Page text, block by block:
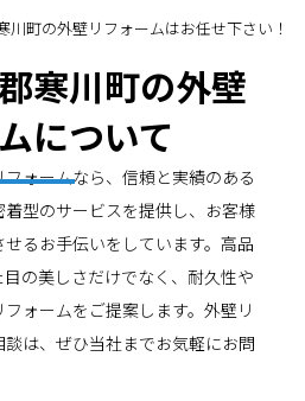
川町の外壁リフォームはお任せ下さい！
寒川町の外壁
について
ォームなら、信頼と実績のある
型のサービスを提供し、お客様
るお手伝いをしています。高品
の美しさだけでなく、耐久性や
ォームをご提案します。外壁リ
は、ぜひ当社までお気軽にお問